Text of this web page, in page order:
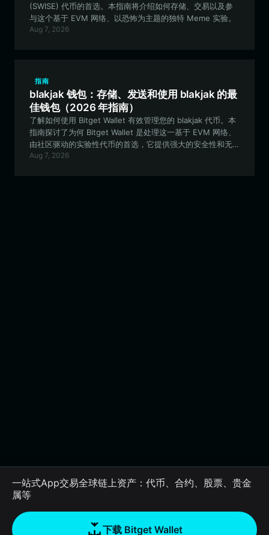
(SWISE) 代币的首选。本指南将介绍如何存储、交易以及参
与这个基于 EVM 网络、以恐怖为主题的独特 Meme 实验。
Aug 7, 2026
指南
blakjak 钱包：存储、发送和使用 blakjak 的最
佳钱包（2026 年指南）
了解如何使用 Bitget Wallet 有效管理您的 blakjak 代币。本
指南探讨了为何 Bitget Wallet 是处理这一基于 EVM 网络、
由社区驱动的实验性代币的首选，它提供强大的安全性和无
缝的去中心化金融集成体验。
Aug 7, 2026
一站式App交易全球链上资产：代币、合约、股票、贵金
属等
下载 Bitget Wallet